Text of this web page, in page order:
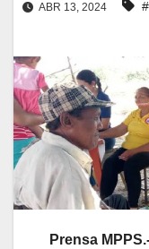
ABR 13, 2024
Prensa